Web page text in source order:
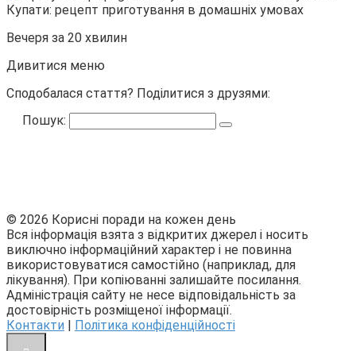
Вечеря за 20 хвилин
Дивитися меню
Сподобалася стаття? Поділитися з друзями:
Пошук:
© 2026 Корисні поради на кожен день
Вся інформація взята з відкритих джерел і носить
виключно інформаційний характер і не повинна
використовуватися самостійно (наприклад, для
лікування). При копіюванні залишайте посилання.
Адміністрація сайту не несе відповідальність за
достовірність розміщеної інформації.
Контакти
Політика конфіденційності